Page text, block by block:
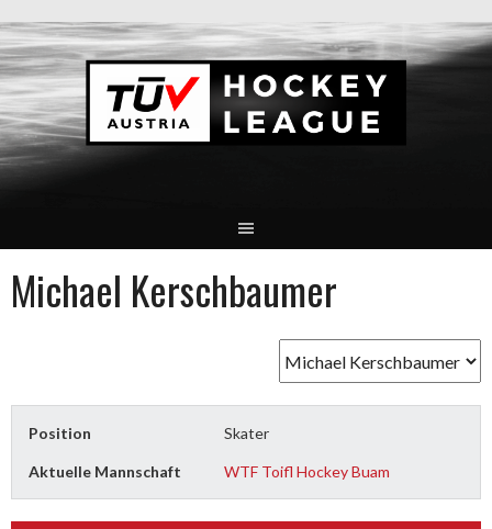
zum
Inhalt
Michael Kerschbaumer
Position Skater
Aktuelle Mannschaft WTF Toifl Hockey Buam